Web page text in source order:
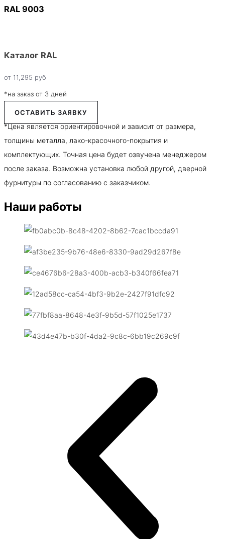
RAL 9003
Каталог RAL
от 11,295 руб
*на заказ от 3 дней
ОСТАВИТЬ ЗАЯВКУ
*Цена является ориентировочной и зависит от размера,
толщины металла, лако-красочного-покрытия и
комплектующих. Точная цена будет озвучена менеджером
после заказа. Возможна установка любой другой, дверной
фурнитуры по согласованию с заказчиком.
Наши работы